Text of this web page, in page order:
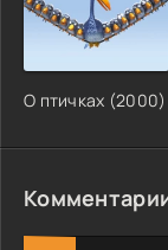
О птичках (2000)